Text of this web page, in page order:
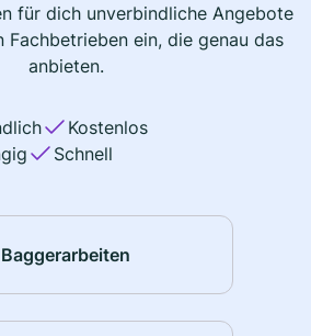
für dich unverbindliche Angebote
Fachbetrieben ein, die genau das
anbieten.
Kostenlos
Schnell
Baggerarbeiten